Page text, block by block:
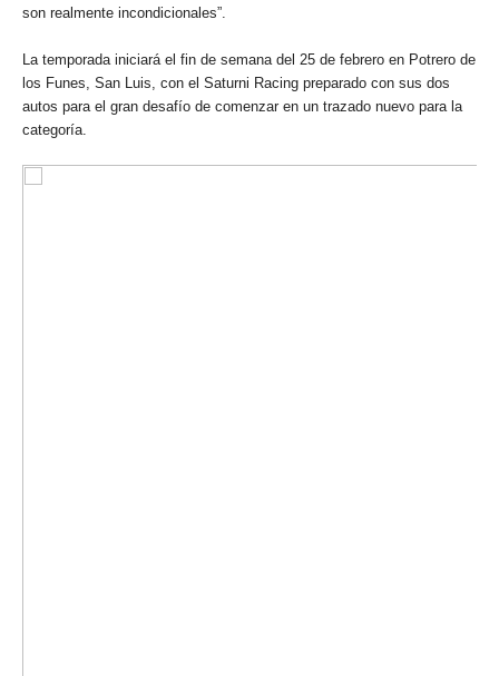
son realmente incondicionales”.
La temporada iniciará el fin de semana del 25 de febrero en Potrero de
los Funes, San Luis, con el Saturni Racing preparado con sus dos
autos para el gran desafío de comenzar en un trazado nuevo para la
categoría.